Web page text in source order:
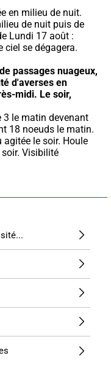
en milieu de nuit.
de nuit puis de
Lundi 17 août :
ciel se dégagera.
passages nuageux,
d'averses en
midi. Le soir,
18 noeuds le matin.
agitée le soir. Houle
soir. Visibilité